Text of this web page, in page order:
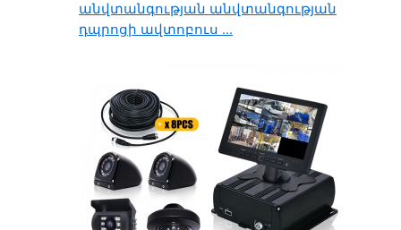
անվտանգության անվտանգության
դպրոցի ավտոբուս ...